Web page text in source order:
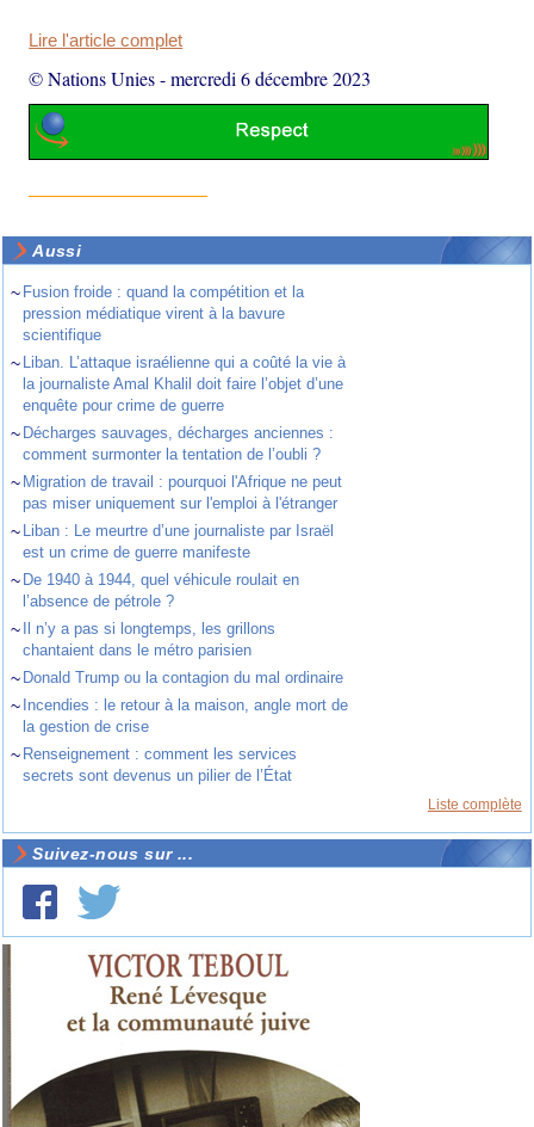
Lire l'article complet
© Nations Unies-mercredi 6 décembre 2023
Aussi
~ Fusion froide : quand la compétition et la
pression médiatique virent à la bavure
scientifique
~ Liban. L’attaque israélienne qui a coûté la vie à
la journaliste Amal Khalil doit faire l’objet d’une
enquête pour crime de guerre
~ Décharges sauvages, décharges anciennes :
comment surmonter la tentation de l’oubli ?
~ Migration de travail : pourquoi l'Afrique ne peut
pas miser uniquement sur l'emploi à l'étranger
~ Liban : Le meurtre d’une journaliste par Israël
est un crime de guerre manifeste
~ De 1940 à 1944, quel véhicule roulait en
l’absence de pétrole ?
~
Il n’y a pas si longtemps, les grillons
chantaient dans le métro parisien
~ Donald Trump ou la contagion du mal ordinaire
~ Incendies : le retour à la maison, angle mort de
la gestion de crise
~ Renseignement : comment les services
secrets sont devenus un pilier de l’État
Liste complète
Suivez-nous sur ...